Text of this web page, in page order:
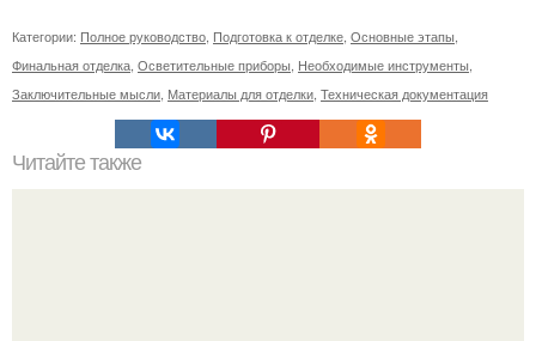
Категории: Полное руководство Подготовка к отделке Основные этапы
Финальная отделка Осветительные приборы Необходимые инструменты
Заключительные мысли Материалы для отделки Техническая документация
Читайте также